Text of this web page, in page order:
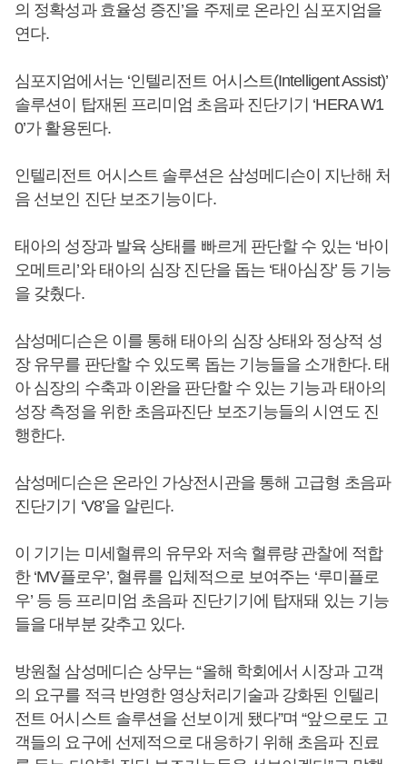
의 정확성과 효율성 증진’을 주제로 온라인 심포지엄을
연다.
심포지엄에서는 ‘인텔리전트 어시스트(Intelligent Assist)’
솔루션이 탑재된 프리미엄 초음파 진단기기 ‘HERA W1
0’가 활용된다.
인텔리전트 어시스트 솔루션은 삼성메디슨이 지난해 처
음 선보인 진단 보조기능이다.
태아의 성장과 발육 상태를 빠르게 판단할 수 있는 ‘바이
오메트리’와 태아의 심장 진단을 돕는 ‘태아심장’ 등 기능
을 갖췄다.
삼성메디슨은 이를 통해 태아의 심장 상태와 정상적 성
장 유무를 판단할 수 있도록 돕는 기능들을 소개한다. 태
아 심장의 수축과 이완을 판단할 수 있는 기능과 태아의
성장 측정을 위한 초음파진단 보조기능들의 시연도 진
행한다.
삼성메디슨은 온라인 가상전시관을 통해 고급형 초음파
진단기기 ‘V8’을 알린다.
이 기기는 미세혈류의 유무와 저속 혈류량 관찰에 적합
한 ‘MV플로우’, 혈류를 입체적으로 보여주는 ‘루미플로
우’ 등 등 프리미엄 초음파 진단기기에 탑재돼 있는 기능
들을 대부분 갖추고 있다.
방원철 삼성메디슨 상무는 “올해 학회에서 시장과 고객
의 요구를 적극 반영한 영상처리기술과 강화된 인텔리
전트 어시스트 솔루션을 선보이게 됐다”며 “앞으로도 고
객들의 요구에 선제적으로 대응하기 위해 초음파 진료